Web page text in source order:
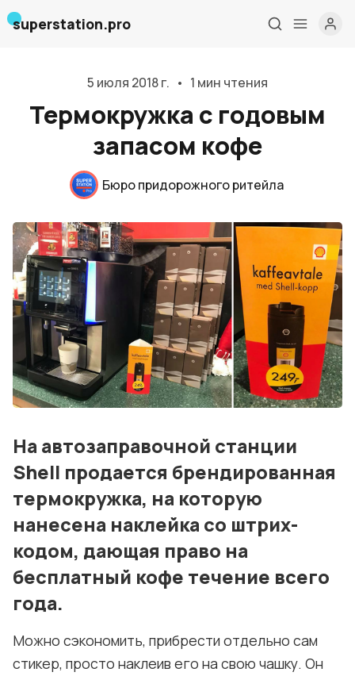
Главная
О нас
Дизайн и проектирование
Консалтинг и обучение
Блог
События
Лучшие АЗС мира
Мнения
Видео
Политика конфиденциальности и cookie
superstation.pro
5 июля 2018 г. • 1 мин чтения
Термокружка с годовым
запасом кофе
Бюро придорожного ритейла
На автозаправочной станции
Shell продается брендированная
термокружка, на которую
нанесена наклейка со штрих-
кодом, дающая право на
бесплатный кофе течение всего
года.
Можно сэкономить, прибрести отдельно сам
стикер, просто наклеив его на свою чашку. Он